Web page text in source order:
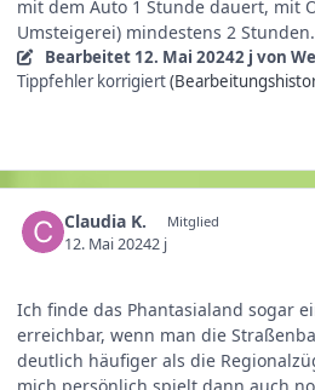
mit dem Auto 1 Stunde dauert, mit
Umsteigerei) mindestens 2
Bearbeitet 12. Mai 20242 j von
Tippfehler korrigiert
Claudia K. Mitglied
12. Mai 20242 j
Ich finde das Phantasialand sogar
erreichbar, wenn man die
deutlich häufiger als die